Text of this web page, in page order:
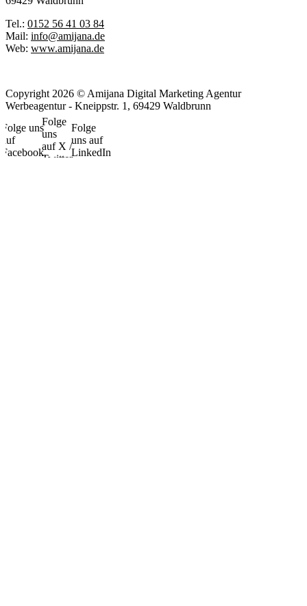
Tel.: 0152 56 41 03 84
Mail: info@amijana.de
Web: www.amijana.de
Copyright 2026 © Amijana Digital Marketing Agentur
Werbeagentur - Kneippstr. 1, 69429 Waldbrunn
Folge uns
auf
Facebook
Folge
uns
auf X /
Twitter
Folge
uns auf
LinkedIn